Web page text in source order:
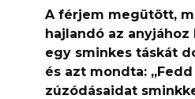
A férjem megütött,
hajlandó az anyjához
egy sminkes táskát
és azt mondta: „Fedd
zúzódásaidat